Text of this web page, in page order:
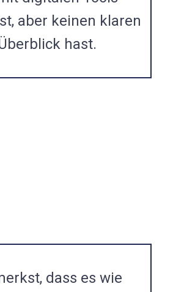
aber keinen klaren
hast.
BLEIB INFORMIERT
dass es wie